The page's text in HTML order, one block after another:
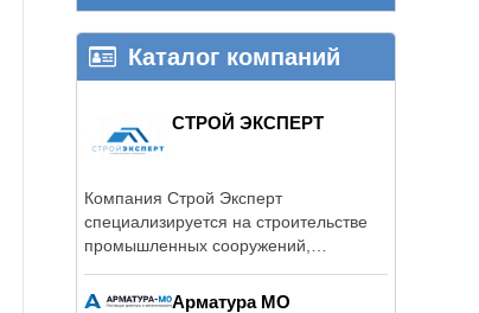
Каталог компаний
СТРОЙ ЭКСПЕРТ
Компания Строй Эксперт
специализируется на строительстве
промышленных сооружений,
Арматура МО